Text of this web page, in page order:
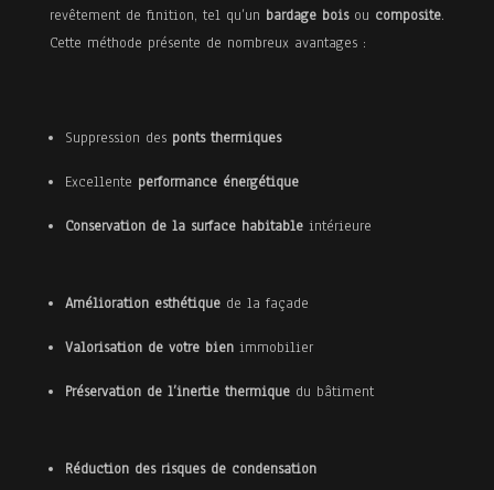
Isolation
intérieure
Sur
Blog
Contact
revêtement de finition, tel qu’un bardage boisou composite.
Cette méthode présente de nombreux avantages :
Suppression des ponts thermiques
Excellente performance énergétique
Conservation de la surface habitableintérieure
Amélioration esthétiquede la façade
Valorisation de votre bienimmobilier
Préservation de l’inertie thermiquedu bâtiment
Réduction des risques de condensation